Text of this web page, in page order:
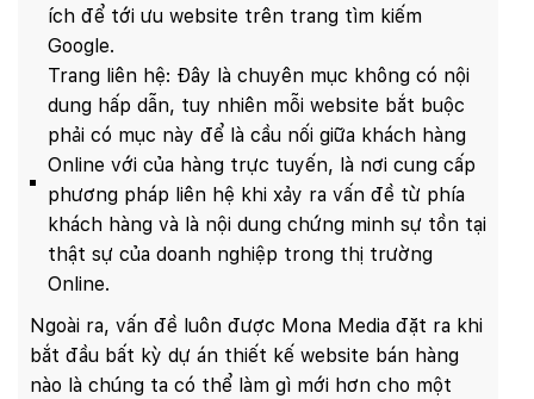
ích để tới ưu website trên trang tìm kiếm
Google.
Trang liên hệ: Đây là chuyên mục không có nội
dung hấp dẫn, tuy nhiên mỗi website bắt buộc
phải có mục này để là cầu nối giữa khách hàng
Online với của hàng trực tuyến, là nơi cung cấp
phương pháp liên hệ khi xảy ra vấn đề từ phía
khách hàng và là nội dung chứng minh sự tồn tại
thật sự của doanh nghiệp trong thị trường
Online.
Ngoài ra, vấn đề luôn được Mona Media đặt ra khi
bắt đầu bất kỳ dự án thiết kế website bán hàng
nào là chúng ta có thể làm gì mới hơn cho một